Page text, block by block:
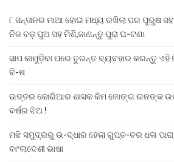
୮ ସନ୍ତାନର ମାଆ ହୋଇ ମଧ୍ୟ ରଖିଲା ପର ପୁରୁଷ
ନିଜ ବଡ଼ ପୁଅ ସହ ମିଶି,ଜାଣନ୍ତୁ ପୁରା ଘ-ଟଣା
ସାପ କାମୁଡ଼ିବା ପରେ ତୁରନ୍ତ ବ୍ୟବହାର କରନ୍ତୁ
ବି-ଷ
ଉତ୍ତର କୋରିଆର ଶାସକ କିମ ଜୋଙ୍ଗ ଉନଙ୍କ
ବର୍ଷର ଝିଅ !
ମଝି ସମୁଦ୍ରରୁ ଉ-ଦ୍ଧାର ହେଲା ଗୁପ୍ତ-ଚର ଧଳା ପାରା,
ବାଂଲାଦେଶୀ ଭାଷା